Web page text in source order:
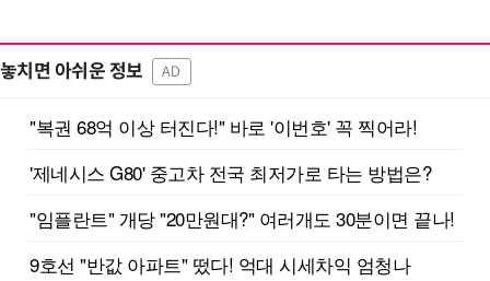
놓치면 아쉬운 정보 AD